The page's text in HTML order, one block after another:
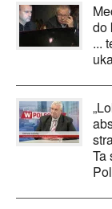
do
...
Ta